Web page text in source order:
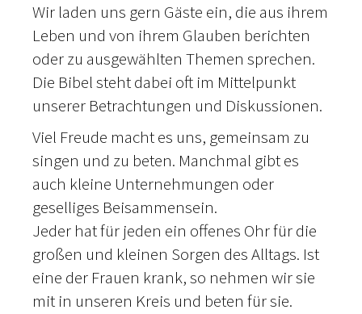
Wir laden uns gern Gäste ein, die aus ihrem
Leben und von ihrem Glauben berichten
oder zu ausgewählten Themen sprechen.
Die Bibel steht dabei oft im Mittelpunkt
unserer Betrachtungen und Diskussionen.
Viel Freude macht es uns, gemeinsam zu
singen und zu beten. Manchmal gibt es
auch kleine Unternehmungen oder
geselliges Beisammensein.
Jeder hat für jeden ein offenes Ohr für die
großen und kleinen Sorgen des Alltags. Ist
eine der Frauen krank, so nehmen wir sie
mit in unseren Kreis und beten für sie.